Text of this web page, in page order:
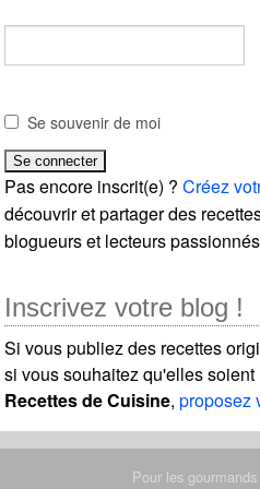
Se souvenir de moi
Pas encore inscrit(e) ?Créez
découvrir et partager des
blogueurs et lecteurs
Inscrivez votre blog !
Si vous publiez des recettes
si vous souhaitez qu'elles
Recettes de Cuisine,proposez
Pour les